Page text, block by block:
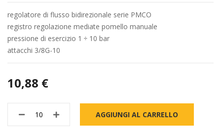
immagini
regolatore di flusso bidirezionale serie PMCO
registro regolazione mediate pomello manuale
pressione di esercizio 1 ÷ 10 bar
attacchi 3/8G-10
10,88 €
AGGIUNGI AL CARRELLO